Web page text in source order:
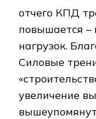
отчего КПД
повышается –
нагрузок.
Силовые
увеличение